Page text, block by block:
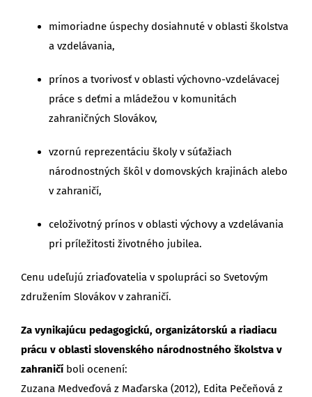
mimoriadne úspechy dosiahnuté v oblasti školstva
a vzdelávania,
prínos a tvorivosť v oblasti výchovno-vzdelávacej
práce s deťmi a mládežou v komunitách
zahraničných Slovákov,
vzornú reprezentáciu školy v súťažiach
národnostných škôl v domovských krajinách alebo
v zahraničí,
celoživotný prínos v oblasti výchovy a vzdelávania
pri príležitosti životného jubilea.
Cenu udeľujú zriaďovatelia v spolupráci so Svetovým
združením Slovákov v zahraničí.
Za vynikajúcu pedagogickú, organizátorskú a riadiacu
prácu v oblasti slovenského národnostného školstva v
zahraničíboli ocenení:
Zuzana Medveďová z Maďarska (2012), Edita Pečeňová z